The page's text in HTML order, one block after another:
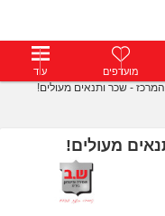
פרימיוםמועדפים עוד
- שכר ותנאים מעולים!
מעולים!